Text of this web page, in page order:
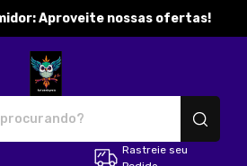
Aproveite nossas ofertas!
Rastreie seu